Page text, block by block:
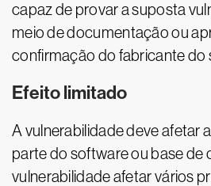
capaz de provar a suposta
meio de documentação ou
confirmação do fabricante do
Efeito limitado
A vulnerabilidade deve afetar
parte do software ou base de
vulnerabilidade afetar vários